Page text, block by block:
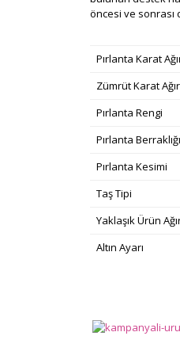
öncesi ve sonrası
Pırlanta Karat
Zümrüt Karat
Pırlanta Rengi
Pırlanta Berraklığı
Pırlanta Kesimi
Taş Tipi
Yaklaşık Ürün
Altın Ayarı